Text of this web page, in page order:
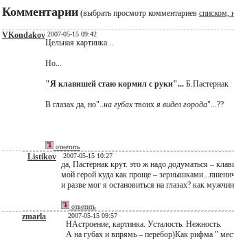
Комментарии (выбрать просмотр комментариев списком,
VKondakov 2007-05-15 09:42
Цельная картинка...
Но...
"Я клавишей стаю кормил с руки"... Б.Пастернак
В глазах да, но"..на губахтвоихя видел города"...??
ответить
Listikov 2007-05-15 10:27
да, Пастернак крут. это ж надо додуматься –
мой герой куда как проще –
и разве мог я остановиться на глазах? как
ответить
zmarla 2007-05-15 09:57
НАстроение, картинка. Усталость. Нежность.
А на губах и впрямь – перебор)Как рифма "